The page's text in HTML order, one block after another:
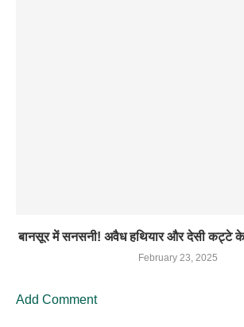
बानसूर में सनसनी! अवैध हथियार और देसी कट्टे
February 23, 2025
Add Comment